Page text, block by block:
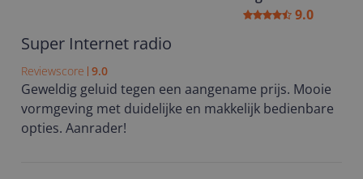
9.0
Super Internet radio
Reviewscore 9.0
Geweldig geluid tegen een aangename prijs. Mooie
vormgeving met duidelijke en makkelijk bedienbare
opties. Aanrader!